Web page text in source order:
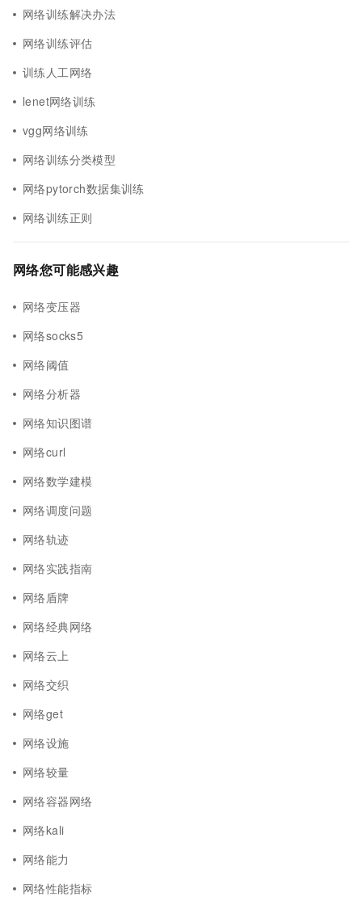
网络训练解决办法
网络训练评估
训练人工网络
lenet网络训练
vgg网络训练
网络训练分类模型
网络pytorch数据集训练
网络训练正则
网络您可能感兴趣
网络变压器
网络socks5
网络阈值
网络分析器
网络知识图谱
网络curl
网络数学建模
网络调度问题
网络轨迹
网络实践指南
网络盾牌
网络经典网络
网络云上
网络交织
网络get
网络设施
网络较量
网络容器网络
网络kali
网络能力
网络性能指标